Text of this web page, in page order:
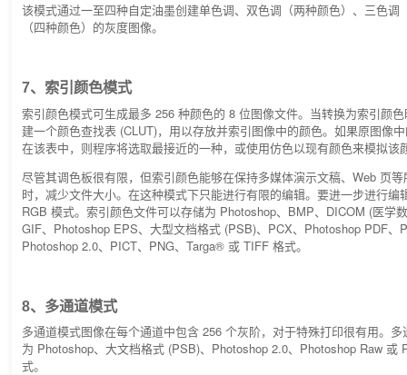
该模式通过一至四种自定油墨创建单色调、双色调（两种颜色）、三色调
（四种颜色）的灰度图像。
7、索引颜色模式
索引颜色模式可生成最多 256 种颜色的 8 位图像文件。当转换为索引颜
建一个颜色查找表 (CLUT)，用以存放并索引图像中的颜色。如果原图像
在该表中，则程序将选取最接近的一种，或使用仿色以现有颜色来模拟该
尽管其调色板很有限，但索引颜色能够在保持多媒体演示文稿、Web 页
时，减少文件大小。在这种模式下只能进行有限的编辑。要进一步进行编
RGB 模式。索引颜色文件可以存储为 Photoshop、BMP、DICOM (医学
GIF、Photoshop EPS、大型文档格式 (PSB)、PCX、Photoshop PDF、
Photoshop 2.0、PICT、PNG、Targa® 或 TIFF 格式。
8、多通道模式
多通道模式图像在每个通道中包含 256 个灰阶，对于特殊打印很有用。
为 Photoshop、大文档格式 (PSB)、Photoshop 2.0、Photoshop Raw 或
式。